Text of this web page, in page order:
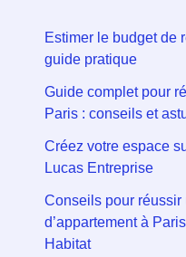
Estimer le budget de
guide pratique
Guide complet pour
Paris : conseils et
Créez votre espace
Lucas Entreprise
Conseils pour réussir
d’appartement à
Habitat